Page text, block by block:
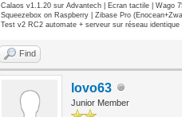
Calaos v1.1.20 sur Advantech | Ecran tactile | Wago
Squeezebox on Raspberry | Zibase Pro
Test v2 RC2 automate + serveur sur réseau identique
Find
lovo63
Junior Member